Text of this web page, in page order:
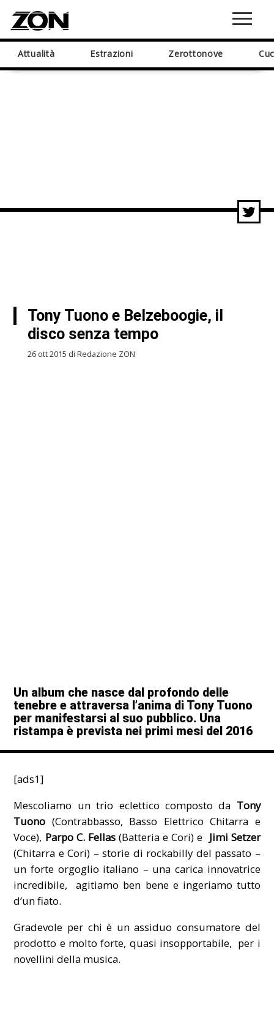
Attualità Estrazioni Zerottonove
Tony Tuono e Belzeboogie, il
disco senza tempo
26 ott 2015 di Redazione ZON
Un album che nasce dal profondo delle
tenebre e attraversa l’anima di Tony Tuono
per manifestarsi al suo pubblico. Una
ristampa è prevista nei primi mesi del 2016
[ads1]
Mescoliamo un trio eclettico composto da Tony
Tuono (Contrabbasso, Basso Elettrico Chitarra e
Voce), Parpo C. Fellas(Batteria e Cori) e Jimi Setzer
(Chitarra e Cori) – storie di rockabilly del passato –
un forte orgoglio italiano – una carica innovatrice
incredibile, agitiamo ben bene e ingeriamo tutto
d’un fiato.
Gradevole per chi è un assiduo consumatore del
prodotto e molto forte, quasi insopportabile, per i
novellini della musica.